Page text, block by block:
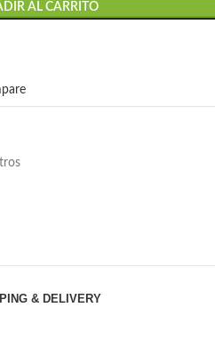
AL CARRITO
& DELIVERY